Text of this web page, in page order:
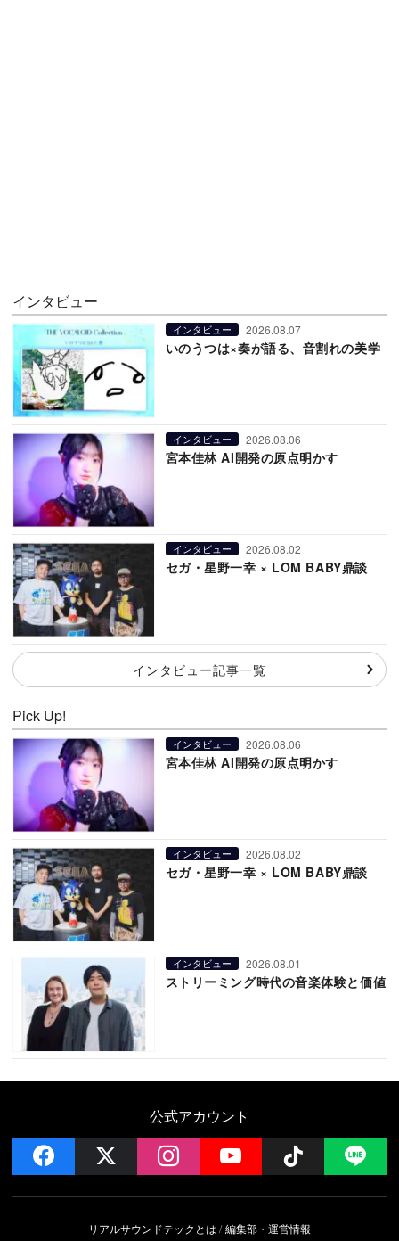
インタビュー
インタビュー 2026.08.07
いのうつは×奏が語る、音割れの美学
インタビュー 2026.08.06
宮本佳林 AI開発の原点明かす
インタビュー 2026.08.02
セガ・星野一幸 × LOM BABY鼎談
インタビュー記事一覧
Pick Up!
インタビュー 2026.08.06
宮本佳林 AI開発の原点明かす
インタビュー 2026.08.02
セガ・星野一幸 × LOM BABY鼎談
インタビュー 2026.08.01
ストリーミング時代の音楽体験と価値
公式アカウント
facebook instagramYouTube Follow
リアルサウンドテックとは 編集部・運営情報